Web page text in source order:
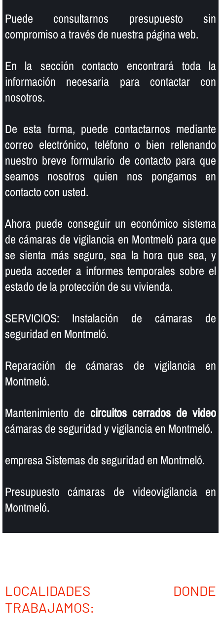
Puede consultarnos presupuesto sin
compromiso a través de nuestra página web.
En la sección contacto encontrará toda la
información necesaria para contactar con
nosotros.
De esta forma, puede contactarnos mediante
correo electrónico, teléfono o bien rellenando
nuestro breve formulario de contacto para que
seamos nosotros quien nos pongamos en
contacto con usted.
Ahora puede conseguir un económico sistema
de cámaras de vigilancia en Montmeló para que
se sienta más seguro, sea la hora que sea, y
pueda acceder a informes temporales sobre el
estado de la protección de su vivienda.
SERVICIOS: Instalación de cámaras de
seguridad en Montmeló.
Reparación de cámaras de vigilancia en
Montmeló.
Mantenimiento de circuitos cerrados de video
cámaras de seguridad y vigilancia en Montmeló.
empresa Sistemas de seguridad en Montmeló.
Presupuesto cámaras de videovigilancia en
Montmeló.
LOCALIDADES DONDE
TRABAJAMOS: